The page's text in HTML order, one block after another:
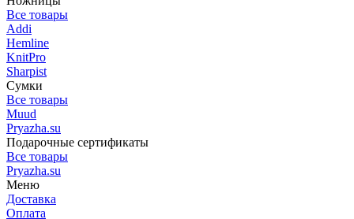
Все товары
Addi
Hemline
KnitPro
Sharpist
Сумки
Все товары
Muud
Pryazha.su
Подарочные сертификаты
Все товары
Pryazha.su
Меню
Доставка
Оплата